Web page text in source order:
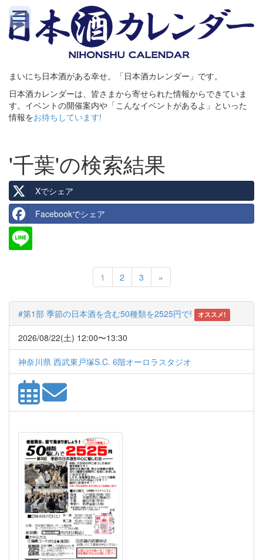
まいにち日本酒がある幸せ。「日本酒カレンダー」です。
日本酒カレンダーは、皆さまから寄せられた情報からできていま
す。イベントの開催案内や「こんなイベントがあるよ」といった
情報をお待ちしています!
'千葉'の検索結果
Xでシェア
Facebookでシェア
1 2 3 »Next
#第1部 季節の日本酒を含む50種類を2525円で! オススメ!
2026/08/22(土) 12:00〜13:30
神奈川県 西武東戸塚S.C. 6階オーロラスタジオ